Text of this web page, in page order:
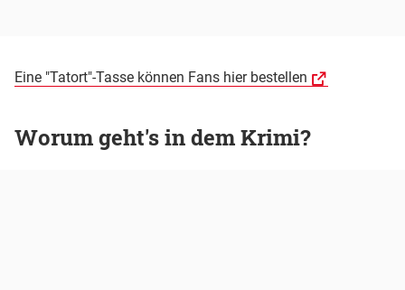
Eine "Tatort"-Tasse können Fans hier bestellen
Worum geht's in dem Krimi?